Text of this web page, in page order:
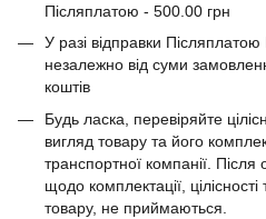
Післяплатою - 500.00 грн
У разі відправки
незалежно від суми
коштів
Будь ласка, перевіряйте
вигляд товару та його
транспортної компанії. Після
щодо комплектації,
товару, не приймаються.